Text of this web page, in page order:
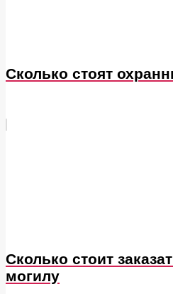
Сколько стоят
Сколько стоит
могилу